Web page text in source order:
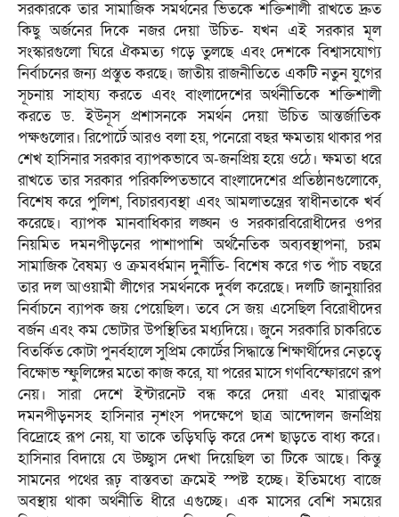
সরকারকে তার সামাজিক সমর্থনের ভিতকে শক্তিশালী রাখতে দ্রুত
কিছু অর্জনের দিকে নজর দেয়া উচিত- যখন এই সরকার মূল
সংস্কারগুলো ঘিরে ঐকমত্য গড়ে তুলছে এবং দেশকে বিশ্বাসযোগ্য
নির্বাচনের জন্য প্রস্তুত করছে। জাতীয় রাজনীতিতে একটি নতুন যুগের
সূচনায় সাহায্য করতে এবং বাংলাদেশের অর্থনীতিকে শক্তিশালী
করতে ড. ইউনূস প্রশাসনকে সমর্থন দেয়া উচিত আন্তর্জাতিক
পক্ষগুলোর। রিপোর্টে আরও বলা হয়, পনেরো বছর ক্ষমতায় থাকার পর
শেখ হাসিনার সরকার ব্যাপকভাবে অ-জনপ্রিয় হয়ে ওঠে। ক্ষমতা ধরে
রাখতে তার সরকার পরিকল্পিতভাবে বাংলাদেশের প্রতিষ্ঠানগুলোকে,
বিশেষ করে পুলিশ, বিচারব্যবস্থা এবং আমলাতন্ত্রের স্বাধীনতাকে খর্ব
করেছে। ব্যাপক মানবাধিকার লঙ্ঘন ও সরকারবিরোধীদের ওপর
নিয়মিত দমনপীড়নের পাশাপাশি অর্থনৈতিক অব্যবস্থাপনা, চরম
সামাজিক বৈষম্য ও ক্রমবর্ধমান দুর্নীতি- বিশেষ করে গত পাঁচ বছরে
তার দল আওয়ামী লীগের সমর্থনকে দুর্বল করেছে। দলটি জানুয়ারির
নির্বাচনে ব্যাপক জয় পেয়েছিল। তবে সে জয় এসেছিল বিরোধীদের
বর্জন এবং কম ভোটার উপস্থিতির মধ্যদিয়ে। জুনে সরকারি চাকরিতে
বিতর্কিত কোটা পুনর্বহালে সুপ্রিম কোর্টের সিদ্ধান্তে শিক্ষার্থীদের নেতৃত্বে
বিক্ষোভ স্ফুলিঙ্গের মতো কাজ করে, যা পরের মাসে গণবিস্ফোরণে রূপ
নেয়। সারা দেশে ইন্টারনেট বন্ধ করে দেয়া এবং মারাত্মক
দমনপীড়নসহ হাসিনার নৃশংস পদক্ষেপে ছাত্র আন্দোলন জনপ্রিয়
বিদ্রোহে রূপ নেয়, যা তাকে তড়িঘড়ি করে দেশ ছাড়তে বাধ্য করে।
হাসিনার বিদায়ে যে উচ্ছ্বাস দেখা দিয়েছিল তা টিকে আছে। কিন্তু
সামনের পথের রূঢ় বাস্তবতা ক্রমেই স্পষ্ট হচ্ছে। ইতিমধ্যে বাজে
অবস্থায় থাকা অর্থনীতি ধীরে এগুচ্ছে। এক মাসের বেশি সময়ের